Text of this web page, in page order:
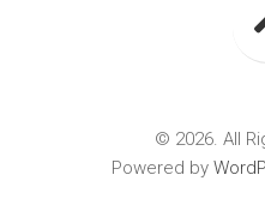
© 2026. All
Powered by